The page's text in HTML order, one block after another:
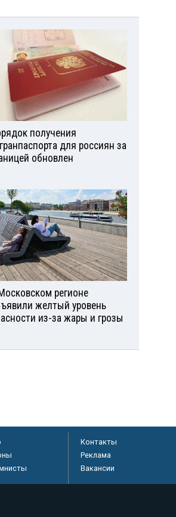
получения
для россиян за
обновлен
регионе
желтый уровень
из-за жары и грозы
Контакты
Реклама
Вакансии